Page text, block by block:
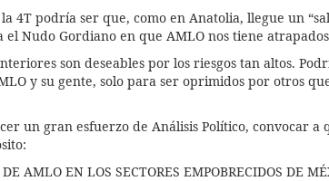
4T podría ser que, como en Anatolia, llegue un
el Nudo Gordiano en que AMLO nos tiene
son deseables por los riesgos tan altos.
y su gente, solo para ser oprimidos por otros
un gran esfuerzo de Análisis Político, convocar a
AMLO EN LOS SECTORES EMPOBRECIDOS DE